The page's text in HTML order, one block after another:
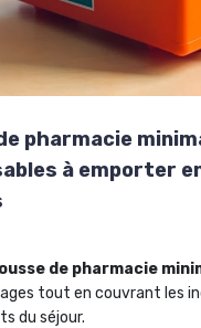
pharmacie
à emporter
de pharmacie
tout en couvrant les
du séjour.